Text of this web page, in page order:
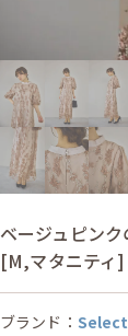
ベージュピン
[M,マタニティ
ブランド：